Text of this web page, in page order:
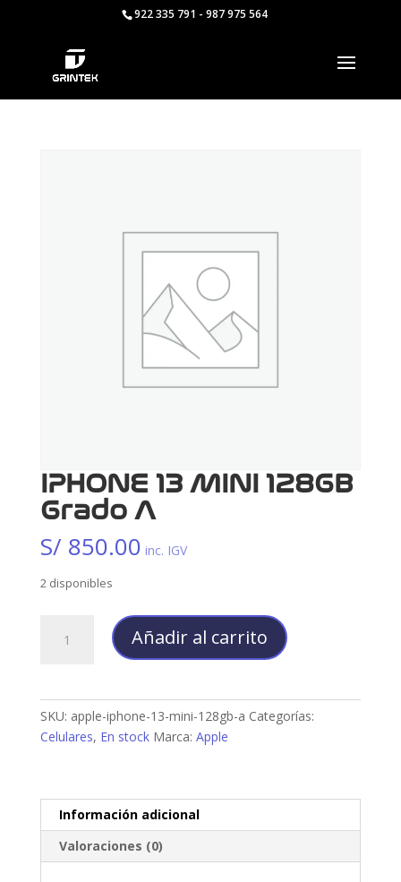
922 335 791 - 987 975 564
IPHONE 13 MINI 128GB
Grado A
S/ 850.00 inc. IGV
2 disponibles
Añadir al carrito
SKU: apple-iphone-13-mini-128gb-a Categorías:
Celulares, En stock Marca: Apple
Información adicional
Valoraciones (0)